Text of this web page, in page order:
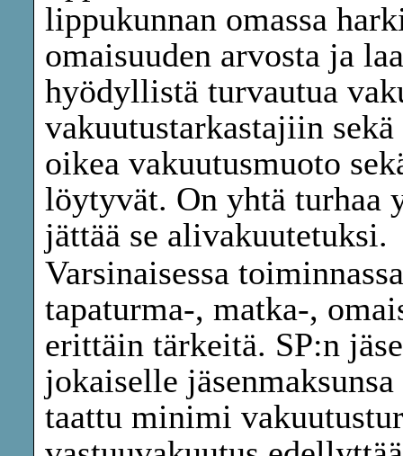
lippukunnan omassa
omaisuuden arvosta ja
hyödyllistä turvautua
vakuutustarkastajiin
oikea vakuutusmuoto
löytyvät. On yhtä turhaa
jättää se alivakuutetuksi.
Varsinaisessa
tapaturma-, matka-,
erittäin tärkeitä. SP:n
jokaiselle
taattu minimi